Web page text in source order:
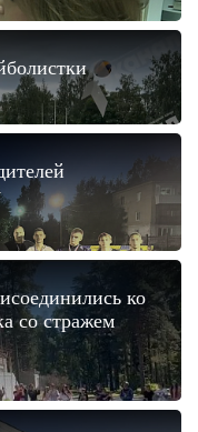
ко
со стражем